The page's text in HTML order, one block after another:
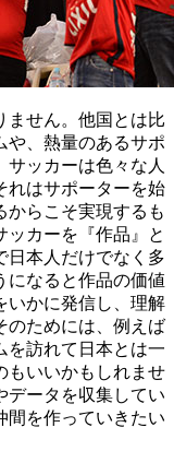
ません。他国とは比
や、熱量のあるサポ
ッカーは色々な人
れはサポーターを始
からこそ実現するも
ッカーを『作品』と
日本人だけでなく多
になると作品の価値
いかに発信し、理解
のためには、例えば
を訪れて日本とは一
もいいかもしれませ
データを収集してい
間を作っていきたい